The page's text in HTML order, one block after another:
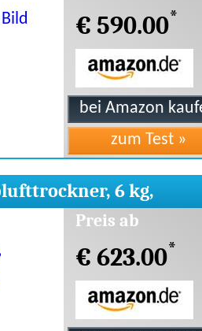
€ 590.00*
6 kg,
Preis ab
€ 623.00*